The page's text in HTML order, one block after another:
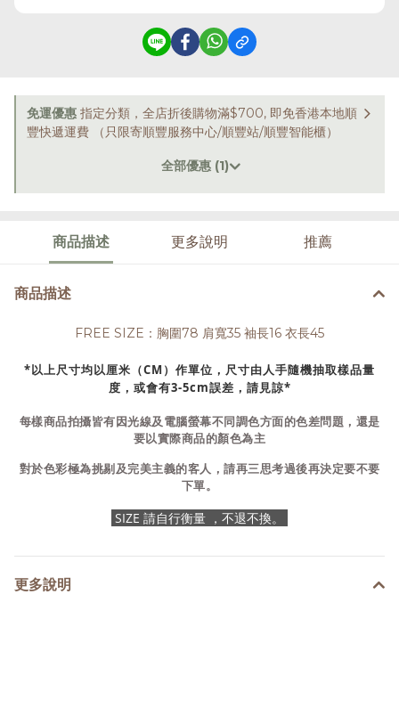
免運優惠 指定分類，全店折後購物滿$700, 即免香港本地順
豐快遞運費 （只限寄順豐服務中心/順豐站/順豐智能櫃）
全部優惠 (1)
商品描述 更多說明 推薦
商品描述
FREE SIZE：胸圍78 肩寬35 袖長16 衣長45
*以上尺寸均以厘米（CM）作單位，尺寸由人手隨機抽取樣品量
度，或會有3-5cm誤差，請見諒*
每樣商品拍攝皆有因光線及電腦螢幕不同調色方面的色差問題，還是
要以實際商品的顏色為主
對於色彩極為挑剔及完美主義的客人，請再三思考過後再決定要不要
下單。
SIZE 請自行衡量 ，不退不換。
更多說明